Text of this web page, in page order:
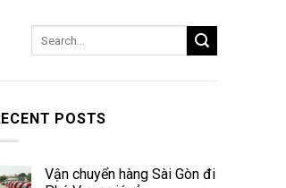
POSTS
Vận chuyển hàng Sài Gòn đi